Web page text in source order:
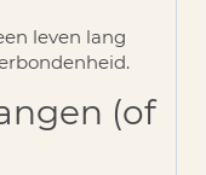
leven lang
(of